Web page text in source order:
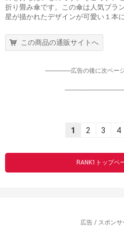
折り畳み傘です。この傘は人気ブラ
星が描かれたデザインが可愛い１本
この商品の通販サイトへ
-----------------広告の後に次ペー
1 2 3 4
RANK1トップペ
広告 / スポンサ